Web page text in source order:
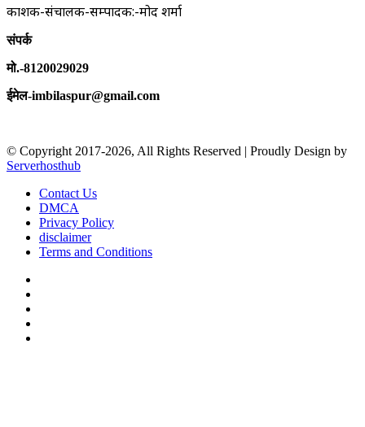
प्रकाशक-संचालक-सम्पादक:-प्रमोद शर्मा
संपर्क
मो.-8120029029
ईमेल-imbilaspur@gmail.com
© Copyright 2017-2026, All Rights Reserved | Proudly Design by
Serverhosthub
Contact Us
DMCA
Privacy Policy
disclaimer
Terms and Conditions